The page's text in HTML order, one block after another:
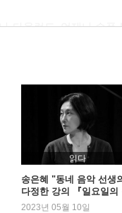
다울런드, 언제나 슬
식물성 소리 | Var.29
기도 | Var.32 에릭 사
배운다
읽다
송은혜 "동네 음악 선생
다정한 강의 『일요일의
악실』"
2023년 05월 10일